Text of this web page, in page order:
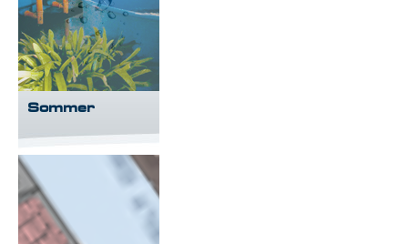
Sommer